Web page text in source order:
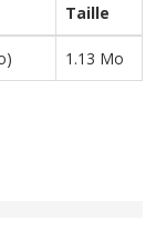
Taille
1.13 Mo